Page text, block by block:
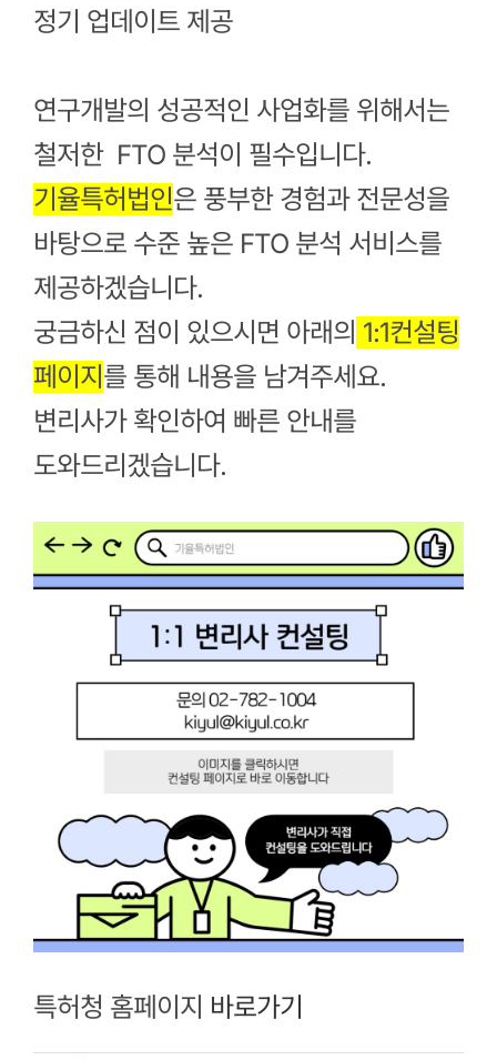
정기 업데이트 제공
연구개발의 성공적인 사업화를 위해서는
철저한 FTO 분석이 필수입니다.
기율특허법인은 풍부한 경험과 전문성을
바탕으로 수준 높은 FTO 분석 서비스를
제공하겠습니다.
궁금하신 점이 있으시면 아래의 1:1컨설팅
페이지 를 통해 내용을 남겨주세요.
변리사가 확인하여 빠른 안내를
도와드리겠습니다.
특허청 홈페이지 바로가기